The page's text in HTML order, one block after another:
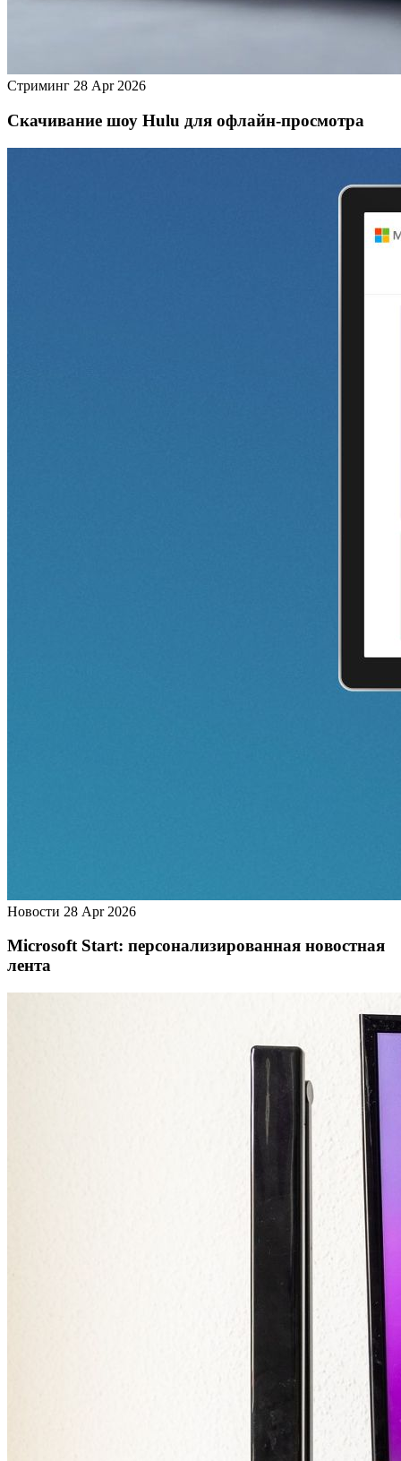
Стриминг 28 Apr 2026
Скачивание шоу Hulu для офлайн‑просмотра
Новости 28 Apr 2026
Microsoft Start: персонализированная новостная
лента